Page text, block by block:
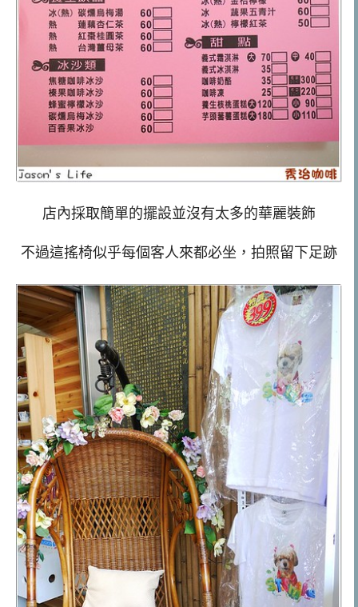
店內採取簡單的擺設並沒有太多的華麗裝飾
不過這搖椅似乎每個客人來都必坐，拍照留下足跡